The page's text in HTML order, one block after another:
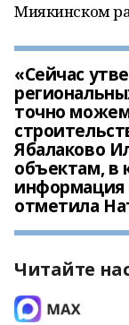
Миякинском
«Сейчас
точно можем
Ябалаково
объектам, в
информация
отметила
Читайте